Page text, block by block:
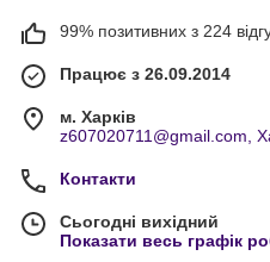
99% позитивних з 224
Працює з 26.09.2014
м. Харків
z607020711@gmail.com,
Контакти
Сьогодні вихідний
Показати весь графік